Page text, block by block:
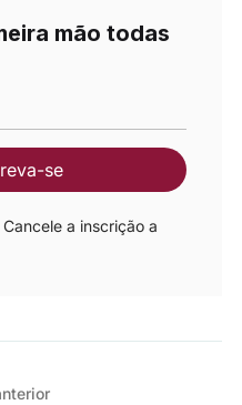
mão todas
se
a inscrição a